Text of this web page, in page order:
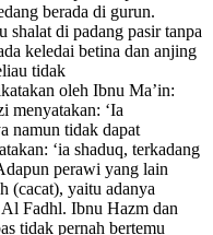
pernah pernah
berada di gurun.
di padang pasir tanpa
keledai betina dan anjing
tidak
oleh Ibnu Ma’in:
menyatakan: ‘Ia
namun tidak dapat
‘ia shaduq, terkadang
perawi yang lain
(cacat), yaitu adanya
Fadhl. Ibnu Hazm dan